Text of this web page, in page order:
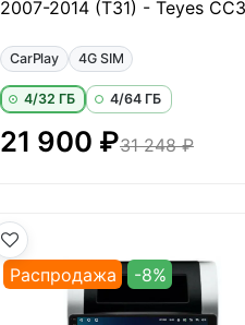
2007-2014 (T31) - Teyes
CarPlay 4G SIM
4/32 ГБ 4/64 ГБ
21 900 ₽31 248 ₽
Распродажа -8%